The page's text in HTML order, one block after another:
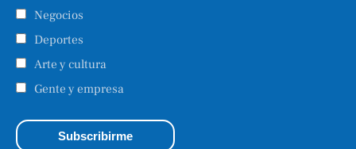
Negocios
Deportes
Arte y cultura
Gente y empresa